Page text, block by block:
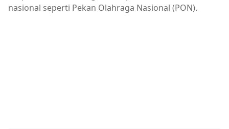
nasional seperti Pekan Olahraga Nasional (PON).